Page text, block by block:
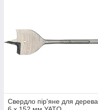
Свердло пір'яне для дерева